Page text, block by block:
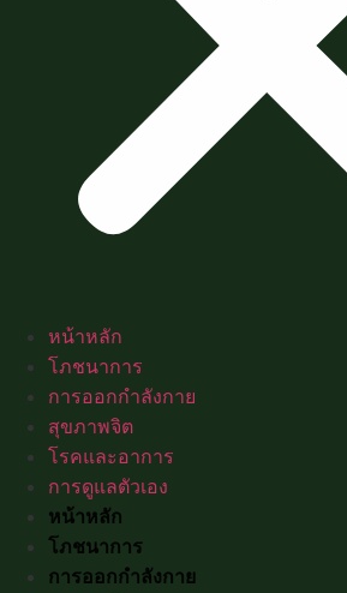
หน้าหลัก
โภชนาการ
การออกกำลังกาย
สุขภาพจิต
โรคและอาการ
การดูแลตัวเอง
หน้าหลัก
โภชนาการ
การออกกำลังกาย